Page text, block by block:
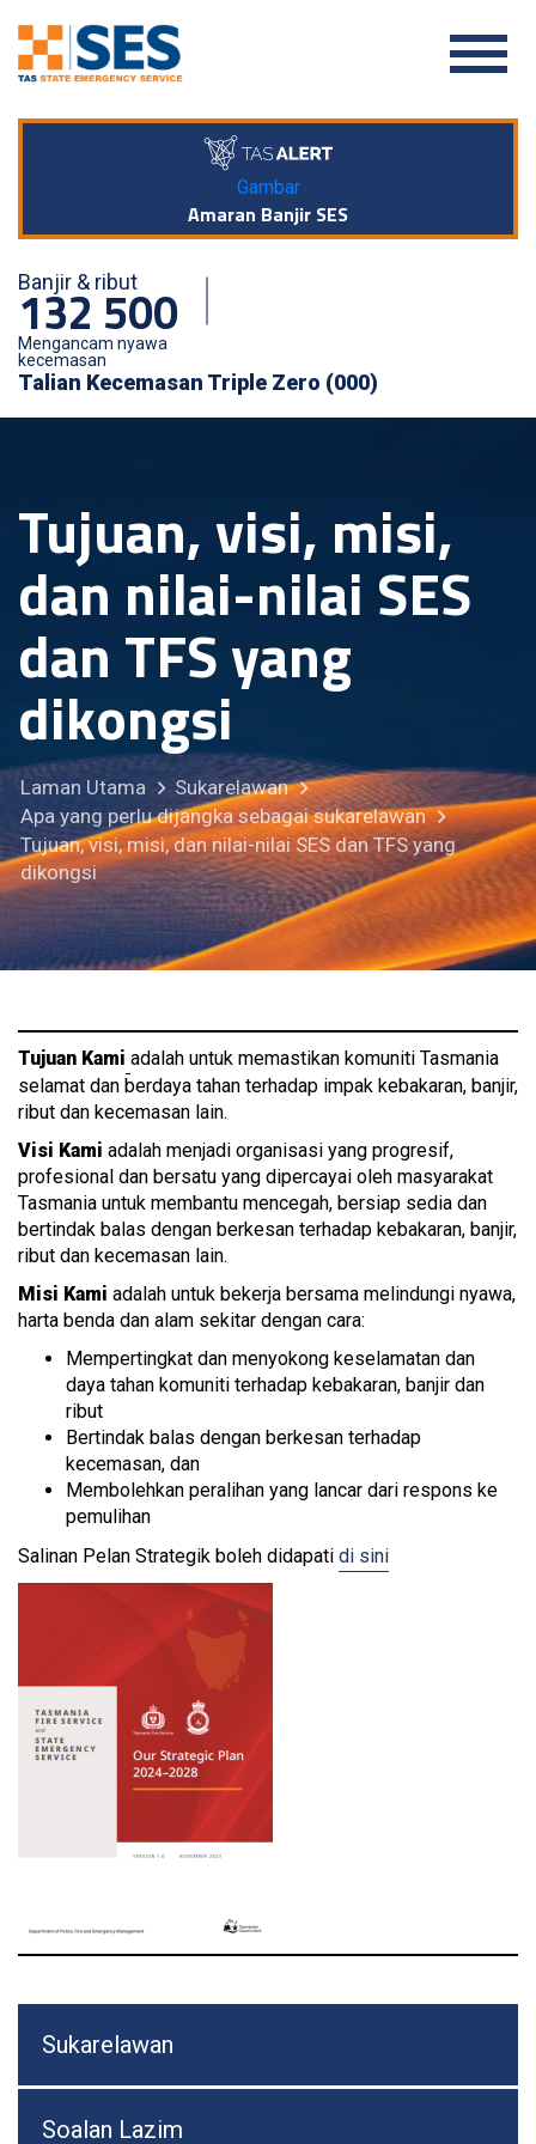
Gambar
Amaran Banjir SES
Banjir & ribut
132 500
Mengancam nyawa
kecemasan
Talian Kecemasan Triple Zero (000)
Tujuan, visi, misi,
dan nilai-nilai SES
dan TFS yang
dikongsi
Laman Utama
Sukarelawan
Apa yang perlu dijangka sebagai sukarelawan
Tujuan, visi, misi, dan nilai-nilai SES dan TFS yang
dikongsi
Tujuan Kami adalah untuk memastikan komuniti Tasmania
selamat dan berdaya tahan terhadap impak kebakaran, banjir,
ribut dan kecemasan lain.
Visi Kami adalah menjadi organisasi yang progresif,
profesional dan bersatu yang dipercayai oleh masyarakat
Tasmania untuk membantu mencegah, bersiap sedia dan
bertindak balas dengan berkesan terhadap kebakaran, banjir,
ribut dan kecemasan lain.
Misi Kami adalah untuk bekerja bersama melindungi nyawa,
harta benda dan alam sekitar dengan cara:
Mempertingkat dan menyokong keselamatan dan
daya tahan komuniti terhadap kebakaran, banjir dan
ribut
Bertindak balas dengan berkesan terhadap
kecemasan, dan
Membolehkan peralihan yang lancar dari respons ke
pemulihan
Salinan Pelan Strategik boleh didapati di sini
Sukarelawan
Soalan Lazim